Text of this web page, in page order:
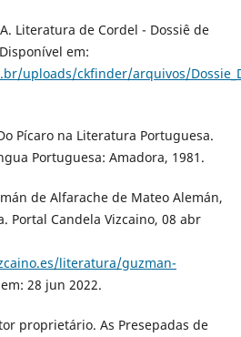
Literatura de Cordel - Dossiê de
em:
uploads/ckfinder/arquivos/
Do Pícaro na Literatura Portuguesa.
Portuguesa: Amadora, 1981.
de Alfarache de Mateo Alemán,
Portal Candela Vizcaino, 08 abr
literatura/guzman-
28 jun 2022.
proprietário. As Presepadas de